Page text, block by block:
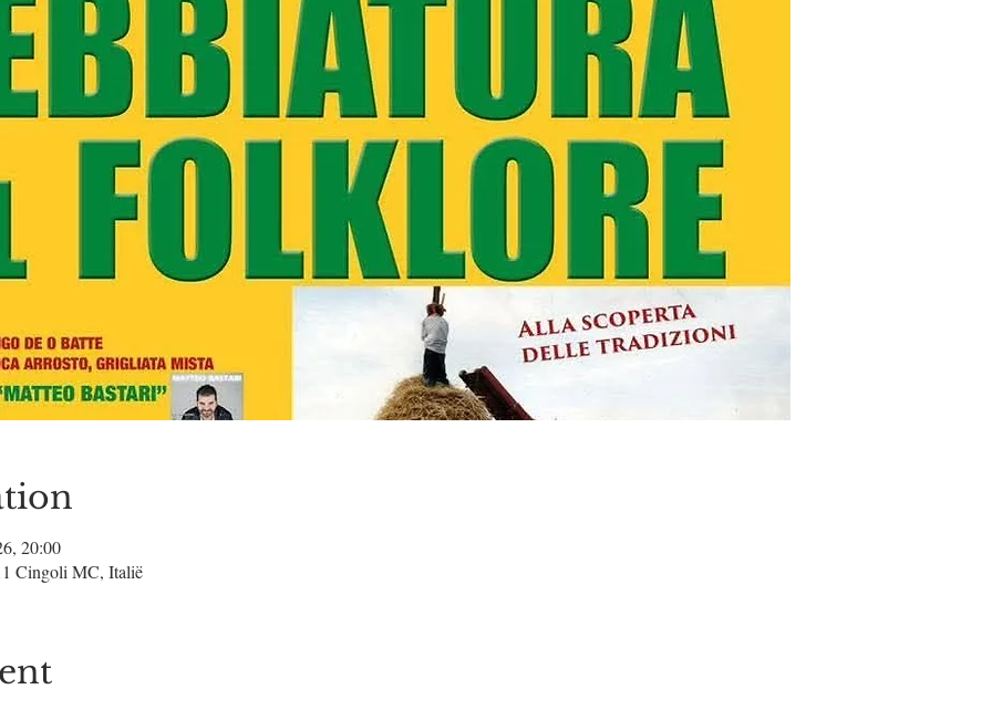
20:00
Cingoli MC, Italië